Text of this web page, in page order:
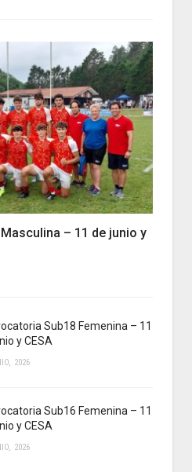
– 11 de junio y
Sub18 Femenina – 11
y CESA
2026
Sub16 Femenina – 11
y CESA
2026